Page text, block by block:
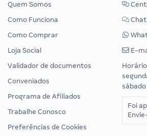
Quem Somos
Como Funciona
Como Comprar
Loja Social
Validador de documentos
Conveniados
Programa de Afiliados
Trabalhe Conosco
Preferências de Cookies
Chat
E-
Foi